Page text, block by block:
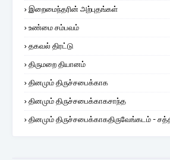
இறைமைந்தரின் அற்புதங்கள்
உண்மை சம்பவம்
தகவல் திரட்டு
திருமறை தியானம்
தினமும் திருச்சபைக்காக
தினமும் திருச்சபைக்காகசாந்த
தினமும் திருச்சபைக்காகதிருவேங்கடம் -